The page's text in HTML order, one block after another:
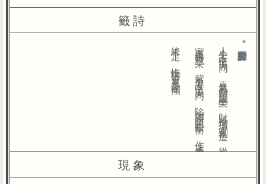
籤詩
*向右滑動看更多籤詩
人
生
占
卜
值
天
同
，
喜
氣
盈
門
萬
事
榮
，
財
祿
增
添
宜
創
造
，
從
今
家
道
得
豐
榮
。
紫
微
占
卜
值
天
同
，
陷
地
須
防
惡
殺
衝
，
作
事
美
中
終
不
足
，
惟
防
官
災
及
家
傾
。
現象